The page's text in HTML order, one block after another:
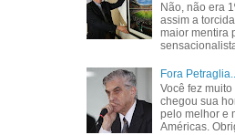
Não, não era
assim a
maior mentira
Fora
Você fez
chegou sua
pelo melhor e
Américas.